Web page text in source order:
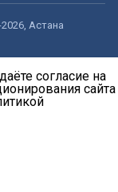
Астана
согласие на
сайта